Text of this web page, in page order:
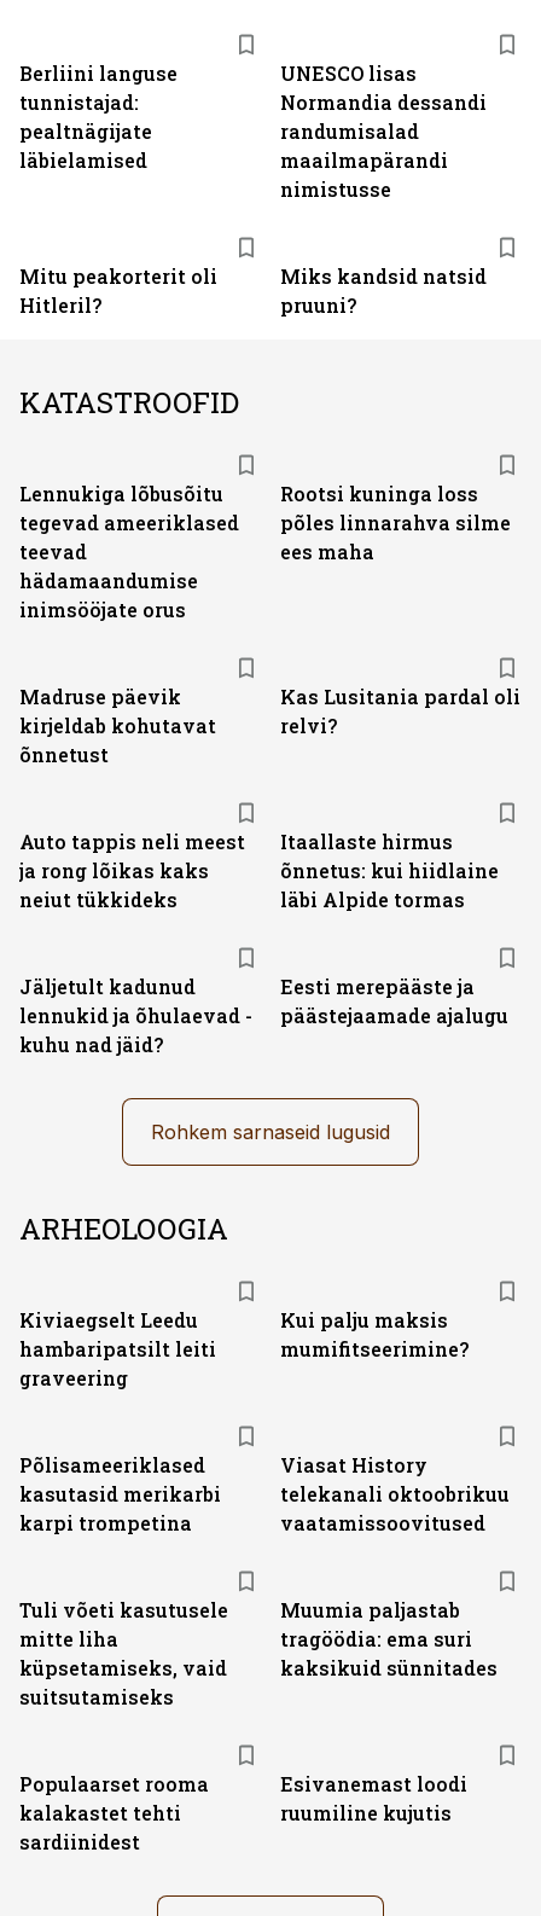
Berliini languse
tunnistajad:
pealtnägijate
läbielamised
UNESCO lisas
Normandia dessandi
randumisalad
maailmapärandi
nimistusse
Mitu peakorterit oli
Hitleril?
Miks kandsid natsid
pruuni?
KATASTROOFID
Lennukiga lõbusõitu
tegevad ameeriklased
teevad
hädamaandumise
inimsööjate orus
Rootsi kuninga loss
põles linnarahva silme
ees maha
Madruse päevik
kirjeldab kohutavat
õnnetust
Kas Lusitania pardal oli
relvi?
Auto tappis neli meest
ja rong lõikas kaks
neiut tükkideks
Itaallaste hirmus
õnnetus: kui hiidlaine
läbi Alpide tormas
Jäljetult kadunud
lennukid ja õhulaevad -
kuhu nad jäid?
Eesti merepääste ja
päästejaamade ajalugu
Rohkem sarnaseid lugusid
ARHEOLOOGIA
Kiviaegselt Leedu
hambaripatsilt leiti
graveering
Kui palju maksis
mumifitseerimine?
Põlisameeriklased
kasutasid merikarbi
karpi trompetina
Viasat History
telekanali oktoobrikuu
vaatamissoovitused
Tuli võeti kasutusele
mitte liha
küpsetamiseks, vaid
suitsutamiseks
Muumia paljastab
tragöödia: ema suri
kaksikuid sünnitades
Populaarset rooma
kalakastet tehti
sardiinidest
Esivanemast loodi
ruumiline kujutis